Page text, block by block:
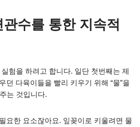
수를 통한 지속적
험을 하려고 합니다. 일단 첫번째는 제
던 다육이들을 빨리 키우기 위해 “물”을
는 것입니다.
요한 요소잖아요. 잎꽂이로 키울려면 물